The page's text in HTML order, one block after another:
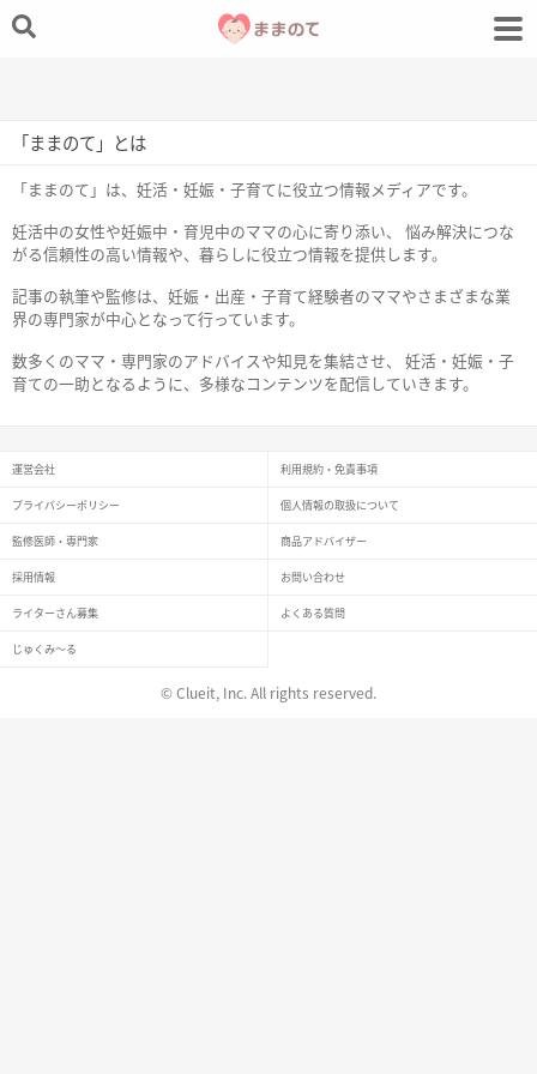
「ままのて」とは
「ままのて」は、妊活・妊娠・子育てに役立つ情報メディアです。
妊活中の女性や妊娠中・育児中のママの心に寄り添い、 悩み解決につな
がる信頼性の高い情報や、暮らしに役立つ情報を提供します。
記事の執筆や監修は、妊娠・出産・子育て経験者のママやさまざまな業
界の専門家が中心となって行っています。
数多くのママ・専門家のアドバイスや知見を集結させ、 妊活・妊娠・子
育ての一助となるように、多様なコンテンツを配信していきます。
運営会社 利用規約・免責事項
プライバシーポリシー 個人情報の取扱について
監修医師・専門家 商品アドバイザー
採用情報 お問い合わせ
ライターさん募集 よくある質問
じゅくみ〜る
© Clueit, Inc. All rights reserved.